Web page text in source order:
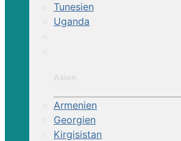
Tunesien
Uganda
Armenien
Georgien
Kirgisistan